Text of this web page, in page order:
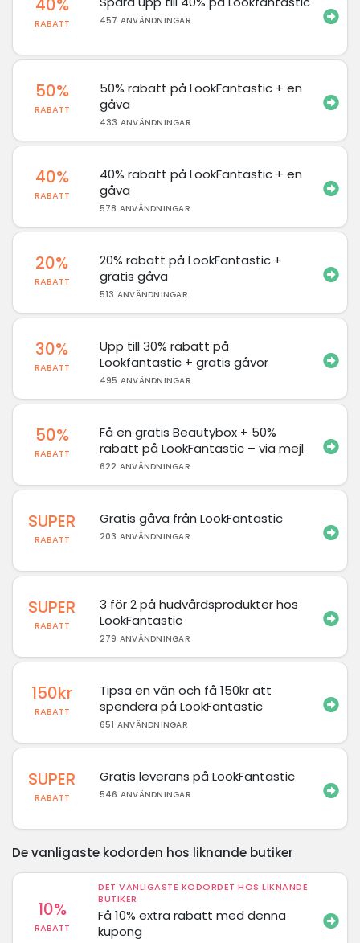
40%
RABATT 457 ANVÄNDNINGAR
50%
RABATT
50% rabatt på LookFantastic + en
gåva
433 ANVÄNDNINGAR
40%
RABATT
40% rabatt på LookFantastic + en
gåva
578 ANVÄNDNINGAR
20%
RABATT
20% rabatt på LookFantastic +
gratis gåva
513 ANVÄNDNINGAR
30%
RABATT
Upp till 30% rabatt på
Lookfantastic + gratis gåvor
495 ANVÄNDNINGAR
50%
RABATT
Få en gratis Beautybox + 50%
rabatt på LookFantastic – via mejl
622 ANVÄNDNINGAR
SUPER
RABATT
Gratis gåva från LookFantastic
203 ANVÄNDNINGAR
SUPER
RABATT
3 för 2 på hudvårdsprodukter hos
LookFantastic
279 ANVÄNDNINGAR
150kr
RABATT
Tipsa en vän och få 150kr att
spendera på LookFantastic
651 ANVÄNDNINGAR
SUPER
RABATT
Gratis leverans på LookFantastic
546 ANVÄNDNINGAR
De vanligaste kodorden hos liknande butiker
10%
RABATT
DET VANLIGASTE KODORDET HOS LIKNANDE
BUTIKER
Få 10% extra rabatt med denna
kupong